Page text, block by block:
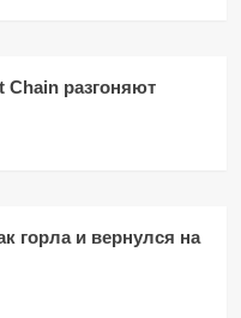
Chain разгоняют
горла и вернулся на